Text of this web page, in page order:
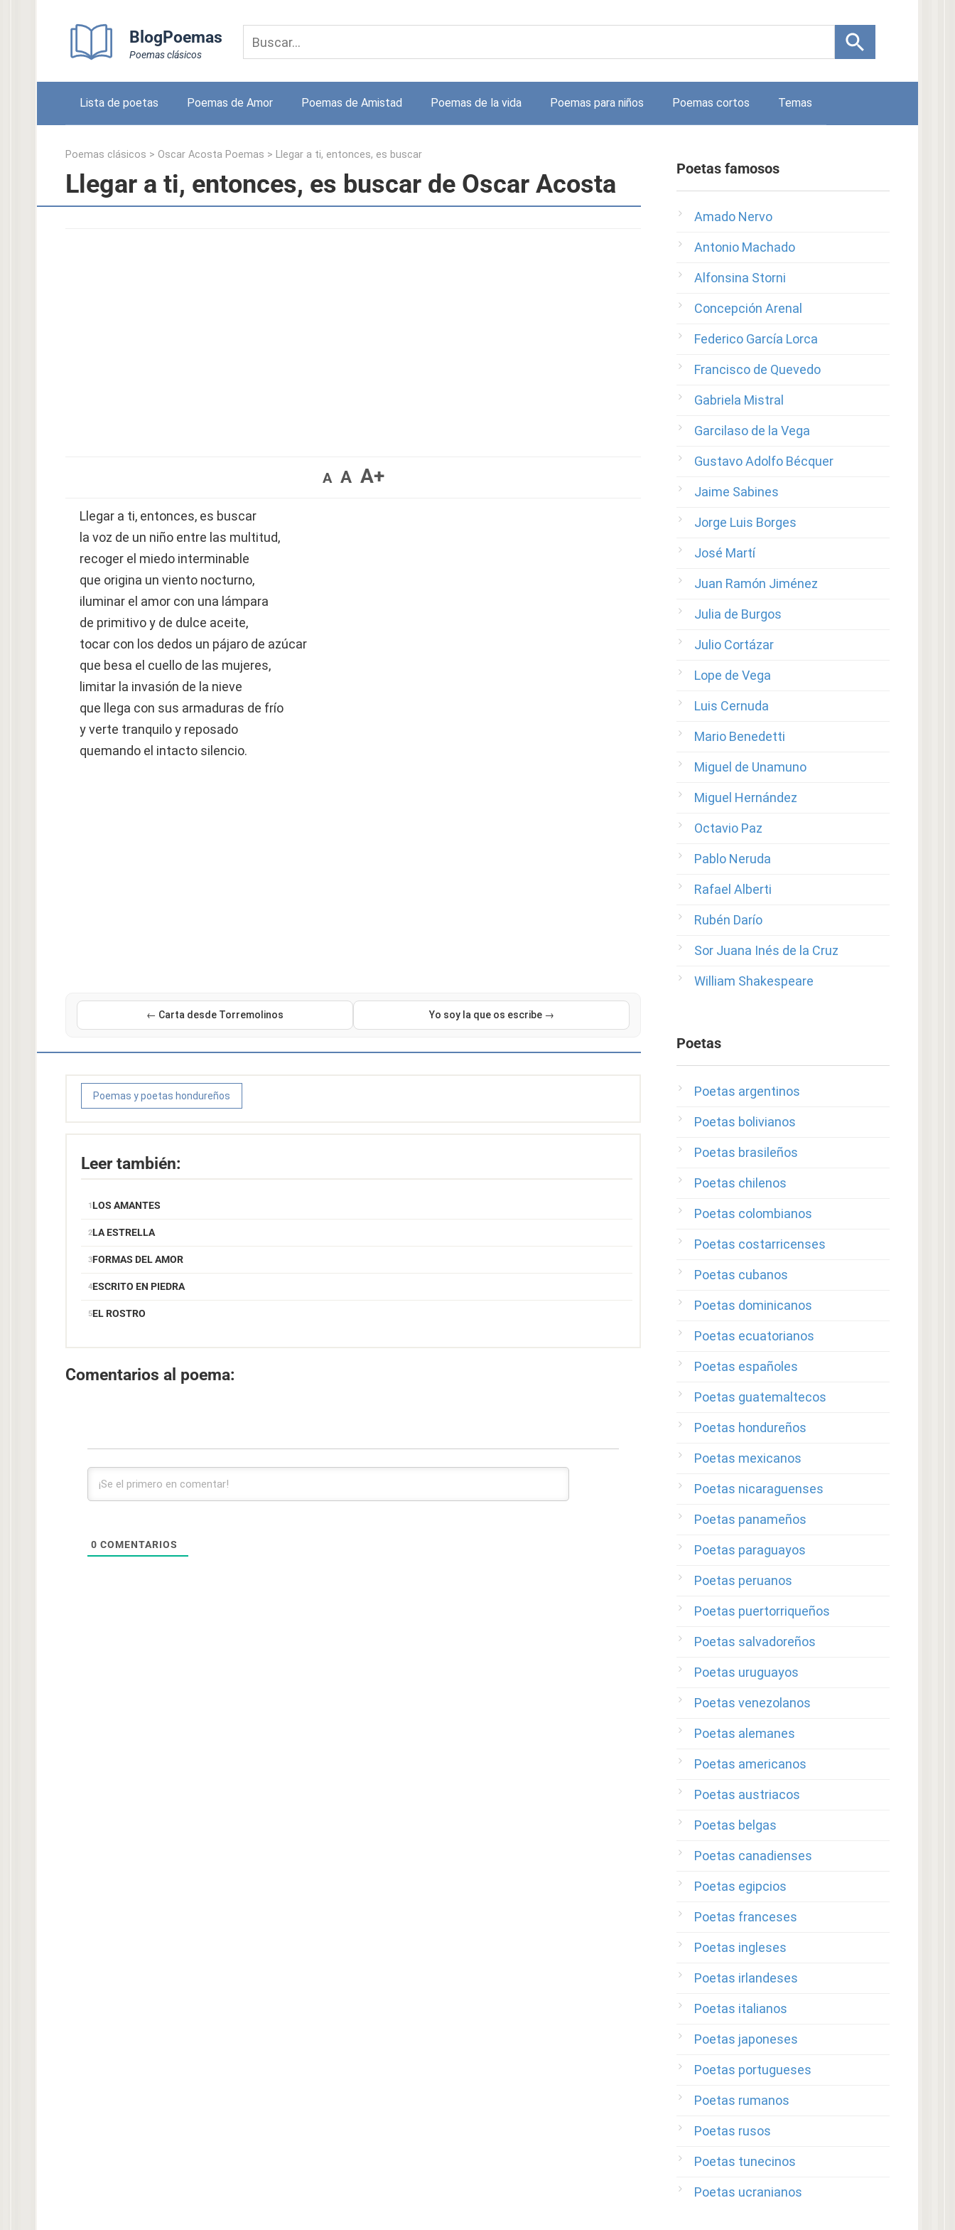
BlogPoemas
Poemas clásicos
Lista de poetas Poemas de Amor Poemas de Amistad Poemas de la vida Poemas para niños Poemas cortos Temas
Poemas clásicos > Oscar Acosta Poemas > Llegar a ti, entonces, es buscar
Llegar a ti, entonces, es buscar de Oscar Acosta
A A A+
Llegar a ti, entonces, es buscar
la voz de un niño entre las multitud,
recoger el miedo interminable
que origina un viento nocturno,
iluminar el amor con una lámpara
de primitivo y de dulce aceite,
tocar con los dedos un pájaro de azúcar
que besa el cuello de las mujeres,
limitar la invasión de la nieve
que llega con sus armaduras de frío
y verte tranquilo y reposado
quemando el intacto silencio.
← Carta desde Torremolinos Yo soy la que os escribe →
Poemas y poetas hondureños
Leer también:
LOS AMANTES
LA ESTRELLA
FORMAS DEL AMOR
ESCRITO EN PIEDRA
EL ROSTRO
Comentarios al poema:
0 COMENTARIOS
Poetas famosos
Amado Nervo
Antonio Machado
Alfonsina Storni
Concepción Arenal
Federico García Lorca
Francisco de Quevedo
Gabriela Mistral
Garcilaso de la Vega
Gustavo Adolfo Bécquer
Jaime Sabines
Jorge Luis Borges
José Martí
Juan Ramón Jiménez
Julia de Burgos
Julio Cortázar
Lope de Vega
Luis Cernuda
Mario Benedetti
Miguel de Unamuno
Miguel Hernández
Octavio Paz
Pablo Neruda
Rafael Alberti
Rubén Darío
Sor Juana Inés de la Cruz
William Shakespeare
Poetas
Poetas argentinos
Poetas bolivianos
Poetas brasileños
Poetas chilenos
Poetas colombianos
Poetas costarricenses
Poetas cubanos
Poetas dominicanos
Poetas ecuatorianos
Poetas españoles
Poetas guatemaltecos
Poetas hondureños
Poetas mexicanos
Poetas nicaraguenses
Poetas panameños
Poetas paraguayos
Poetas peruanos
Poetas puertorriqueños
Poetas salvadoreños
Poetas uruguayos
Poetas venezolanos
Poetas alemanes
Poetas americanos
Poetas austriacos
Poetas belgas
Poetas canadienses
Poetas egipcios
Poetas franceses
Poetas ingleses
Poetas irlandeses
Poetas italianos
Poetas japoneses
Poetas portugueses
Poetas rumanos
Poetas rusos
Poetas tunecinos
Poetas ucranianos